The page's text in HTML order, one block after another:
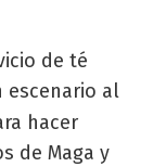
de té
escenario al
hacer
de Maga y